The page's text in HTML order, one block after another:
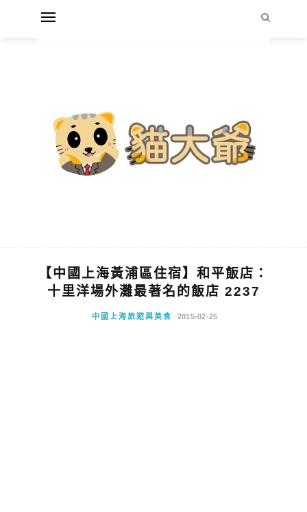
【中國上海黃浦區住宿】和平飯店：
十里洋場外灘最著名的飯店 2237
中國上海旅遊與美食 2015-02-25